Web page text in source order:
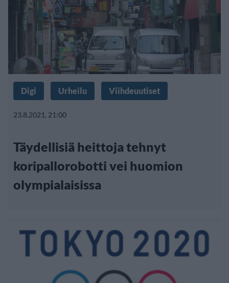
Digi Urheilu Viihdeuutiset
23.8.2021, 21:00
Täydellisiä heittoja tehnyt
koripallorobotti vei huomion
olympialaisissa